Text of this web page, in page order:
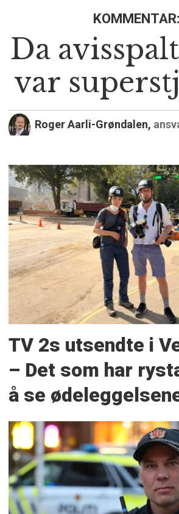
KOMMENTAR:
Da
var
Roger Aarli-Grøndalen,
TV 2s utsendte i
– Det som har
å se